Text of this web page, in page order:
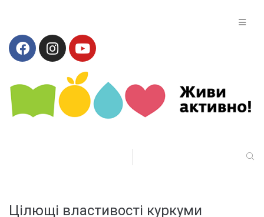
Цілющі властивості куркуми